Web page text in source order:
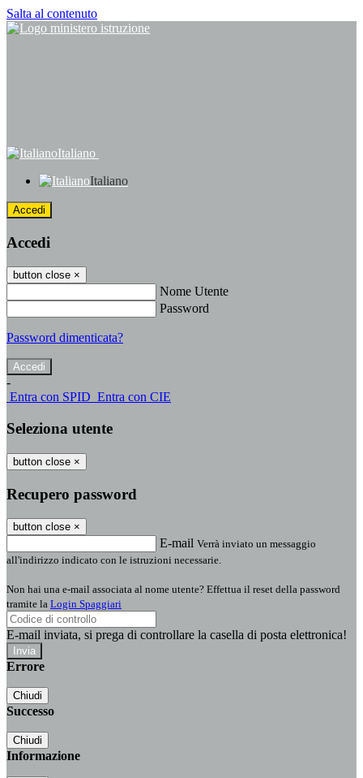
Salta al contenuto
Italiano
Italiano
Accedi
Accedi
button close ×
Nome Utente
Password
Password dimenticata?
-
Entra con SPID Entra con CIE
Seleziona utente
button close ×
Recupero password
button close ×
E-mail Verrà inviato un messaggio
all'indirizzo indicato con le istruzioni necessarie.
Non hai una e-mail associata al nome utente? Effettua il reset della password
tramite la Login Spaggiari
E-mail inviata, si prega di controllare la casella di posta elettronica!
Errore
Chiudi
Successo
Chiudi
Informazione